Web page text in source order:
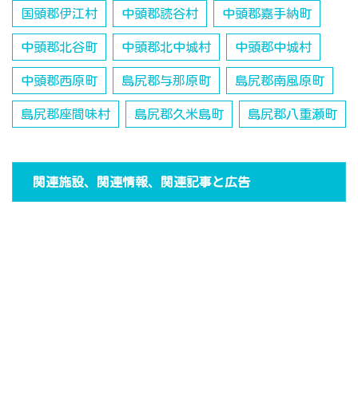
国頭郡伊江村 中頭郡読谷村 中頭郡嘉手納町
中頭郡北谷町 中頭郡北中城村 中頭郡中城村
中頭郡西原町 島尻郡与那原町 島尻郡南風原町
島尻郡座間味村 島尻郡久米島町 島尻郡八重瀬町
関連施設、関連情報、関連記事と広告